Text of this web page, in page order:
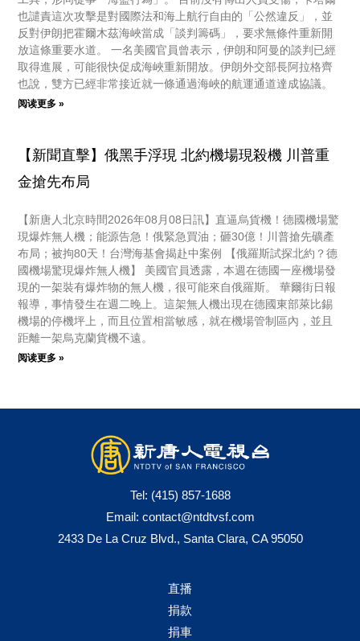
也譴責這次攻擊是對國際法和海上航行自由的「公然違反」，並
反對伊朗把霍爾木茲海峽當成「談判籌碼」，要求無條件重新開
放這條重要水道。 一名美國官員曾表示，伊朗和阿曼的談判已經
取得進展，可能很快促成海峽重新開放。伊朗外交部長阿拉格齊
也說，雙方已經非常接近就一條通過海峽的航運通道達成協議。
阅读更多 »
【新聞直擊】俄黑手浮現 北約機場現殺機 川普重
金搶先布局
【新唐人北京時間2026年08月08日訊】直逼烏貨機！德國機場驚
現爆炸無人機；能源告急！俄緊急買油；砸30億！川普搶先礦產
布局；被拘80天！台灣海基會揭赴中案例 【俄羅斯試探北約？德
國機場驚現爆炸無人機】 美國官員透露，本週在德國一座機場發
現的一架裝有爆炸物的無人機，很可能來自俄羅斯。 華爾街日報
報導，事情發生在週二晚上。這架無人機出現在德國東部萊比錫
機場的停機坪上，而且位置相當敏感，就在機場管制區內，並且
距離一架烏克蘭貨機不遠。
阅读更多 »
Tel: (415) 857-1688
Email: contact@ntdtvsf.com
2433 De La Cruz Blvd., Santa Clara, CA 95050
直播
捐款
捐車